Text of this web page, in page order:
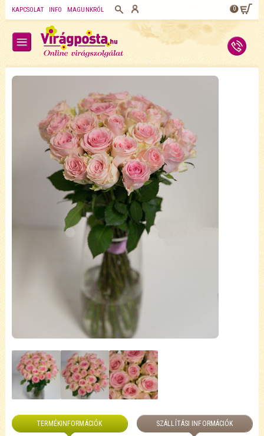
KAPCSOLAT INFO MAGUNKRÓL 0
TERMÉKINFORMÁCIÓK SZÁLLÍTÁSI INFORMÁCIÓK